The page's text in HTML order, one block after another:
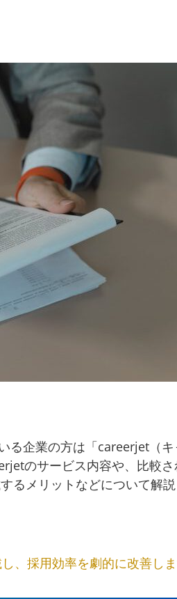
る企業の方は「careerjet（キ
のサービス内容や、比較さ
るメリットなどについて解説
、採用効率を劇的に改善しま